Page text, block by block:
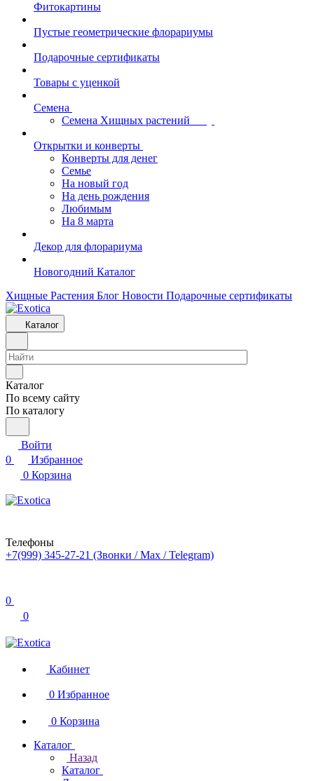
Фитокартины
Пустые геометрические флорариумы
Подарочные сертификаты
Товары с уценкой
Семена
Семена Хищных растений
Открытки и конверты
Конверты для денег
Семье
На новый год
На день рождения
Любимым
На 8 марта
Декор для флорариума
Новогодний Каталог
Хищные Растения Блог Новости Подарочные сертификаты
Каталог
Каталог
По всему сайту
По каталогу
Войти
0
Избранное
0 Корзина
Телефоны
+7(999) 345-27-21 (Звонки / Max / Telegram)
0
0
Кабинет
0 Избранное
0 Корзина
Каталог
Назад
Каталог